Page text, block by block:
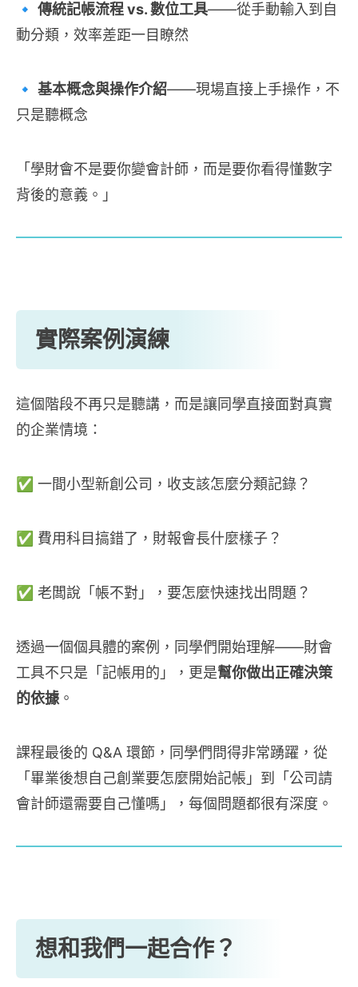
🔹 傳統記帳流程 vs. 數位工具——從手動輸入到自
動分類，效率差距一目瞭然
🔹 基本概念與操作介紹——現場直接上手操作，不
只是聽概念
「學財會不是要你變會計師，而是要你看得懂數字
背後的意義。」
實際案例演練
這個階段不再只是聽講，而是讓同學直接面對真實
的企業情境：
✅ 一間小型新創公司，收支該怎麼分類記錄？
✅ 費用科目搞錯了，財報會長什麼樣子？
✅ 老闆說「帳不對」，要怎麼快速找出問題？
透過一個個具體的案例，同學們開始理解——財會
工具不只是「記帳用的」，更是幫你做出正確決策
的依據 。
課程最後的 Q&A 環節，同學們問得非常踴躍，從
「畢業後想自己創業要怎麼開始記帳」到「公司請
會計師還需要自己懂嗎」，每個問題都很有深度。
想和我們一起合作？